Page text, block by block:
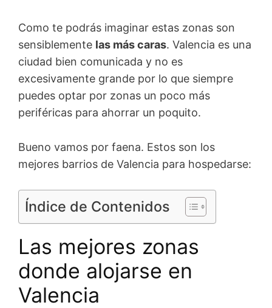
Como te podrás imaginar estas zonas son
sensiblemente las más caras. Valencia es una
ciudad bien comunicada y no es
excesivamente grande por lo que siempre
puedes optar por zonas un poco más
periféricas para ahorrar un poquito.
Bueno vamos por faena. Estos son los
mejores barrios de Valencia para hospedarse:
Índice de Contenidos
Las mejores zonas
donde alojarse en
Valencia